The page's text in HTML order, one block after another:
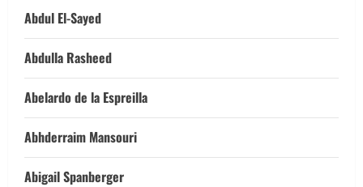
Abdul El-Sayed
Abdulla Rasheed
Abelardo de la Espreilla
Abhderraim Mansouri
Abigail Spanberger